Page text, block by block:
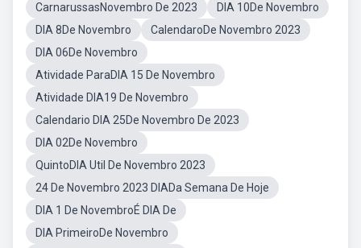
CarnarussasNovembro De 2023
DIA 10De Novembro
DIA 8De Novembro
CalendaroDe Novembro 2023
DIA 06De Novembro
Atividade ParaDIA 15 De Novembro
Atividade DIA19 De Novembro
Calendario DIA 25De Novembro De 2023
DIA 02De Novembro
QuintoDIA Util De Novembro 2023
24 De Novembro 2023 DIADa Semana De Hoje
DIA 1 De NovembroÉ DIA De
DIA PrimeiroDe Novembro